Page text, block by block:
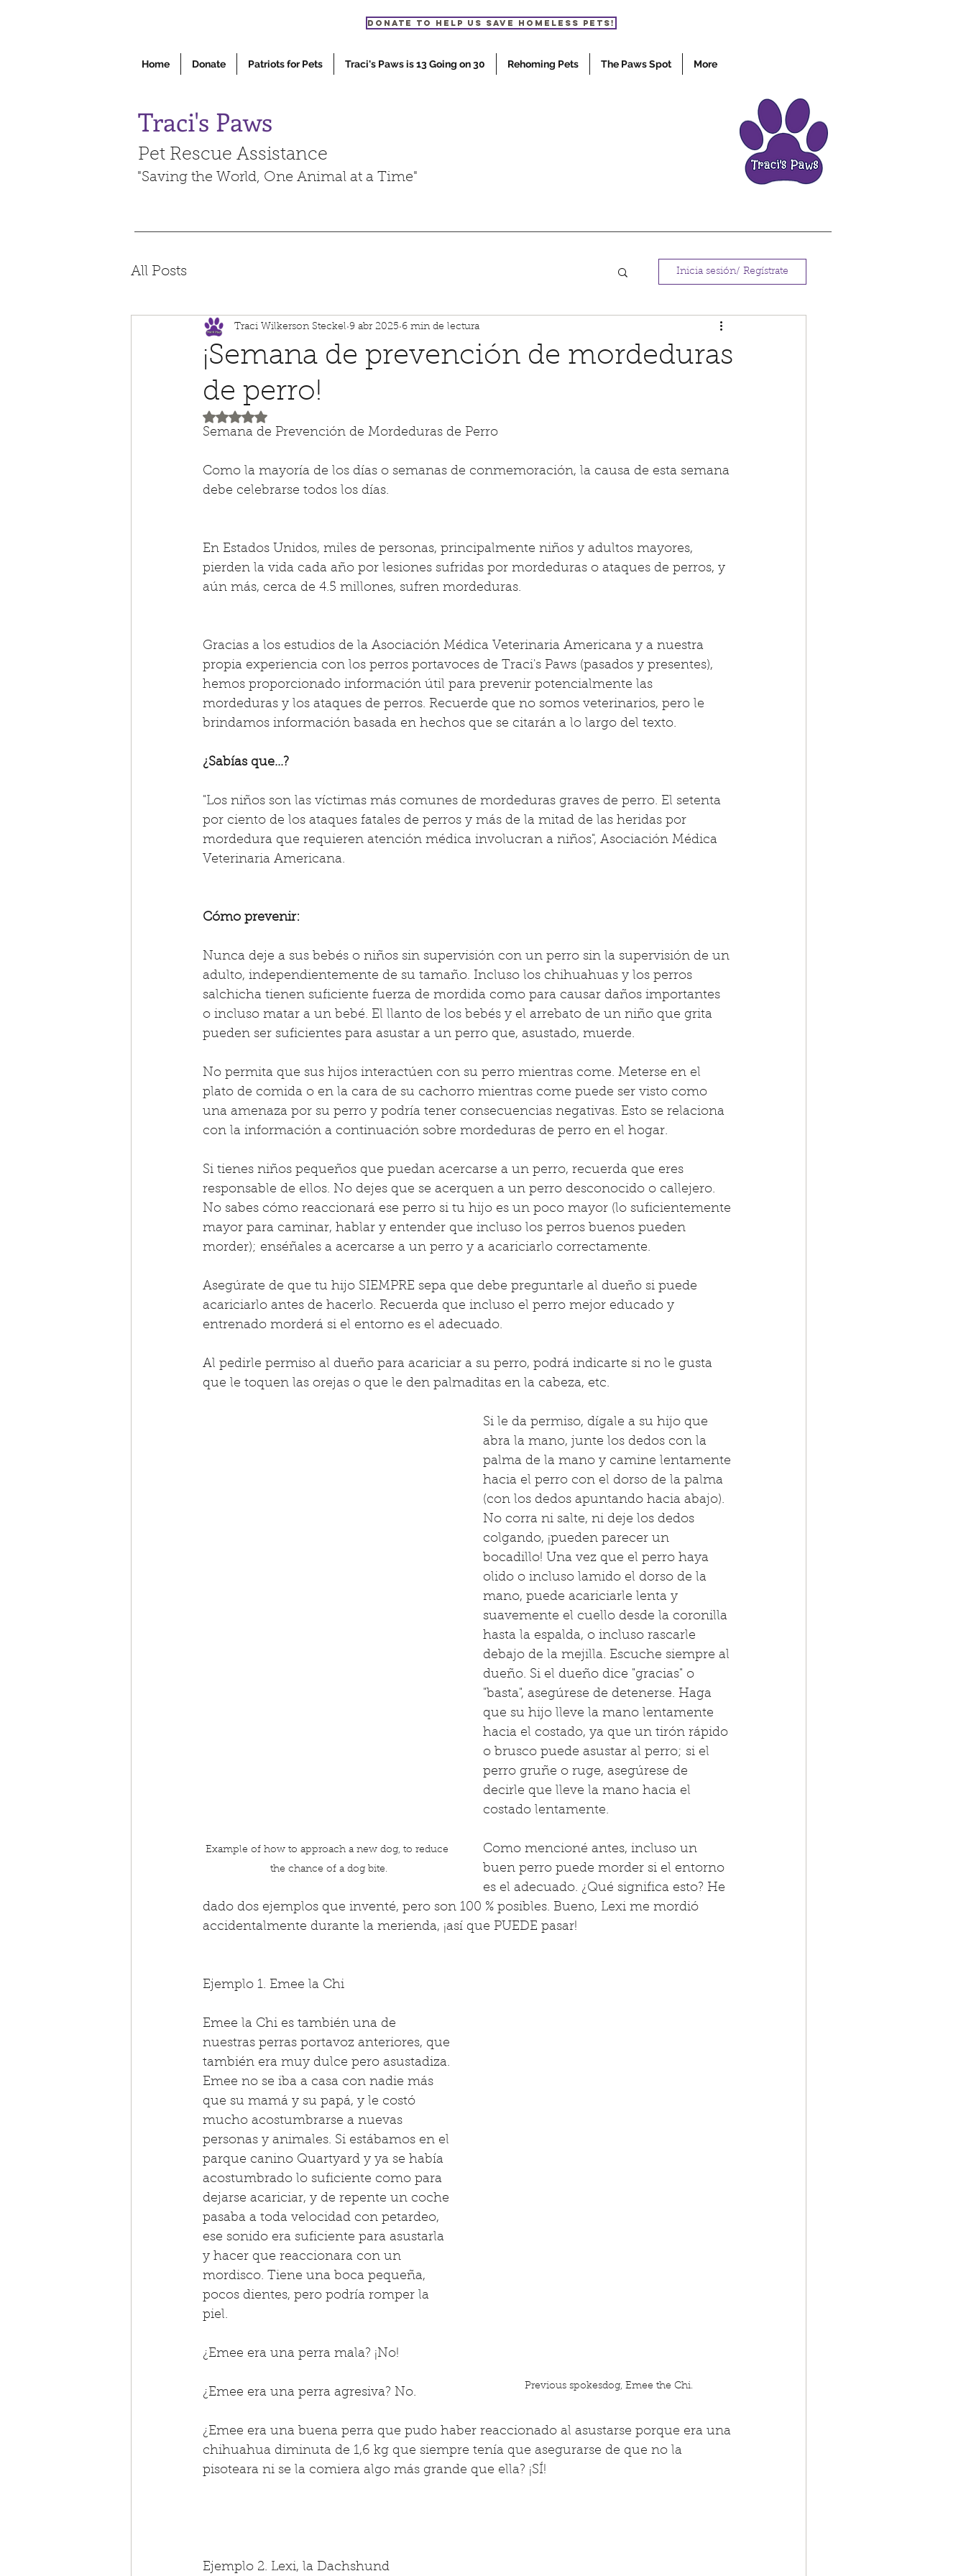
Donate to help us save homeless pets!
Home Donate Patriots for Pets Traci's Paws is 13 Going on 30 Rehoming Pets The Paws Spot More
Traci's Paws
Pet Rescue Assistance
"Saving the World, One Animal at a Time"
All Posts Inicia sesión/ Regístrate
¡Semana de prevención de mordeduras
de perro!
Traci Wilkerson Steckel 9 abr 2025 6 min de lectura
Obtuvo NaN de 5 estrellas.
Semana de Prevención de Mordeduras de Perro
Como la mayoría de los días o semanas de conmemoración, la causa de esta semana
debe celebrarse todos los días.
En Estados Unidos, miles de personas, principalmente niños y adultos mayores,
pierden la vida cada año por lesiones sufridas por mordeduras o ataques de perros, y
aún más, cerca de 4.5 millones, sufren mordeduras.
Gracias a los estudios de la Asociación Médica Veterinaria Americana y a nuestra
propia experiencia con los perros portavoces de Traci's Paws (pasados ​​y presentes),
hemos proporcionado información útil para prevenir potencialmente las
mordeduras y los ataques de perros. Recuerde que no somos veterinarios, pero le
brindamos información basada en hechos que se citarán a lo largo del texto.
¿Sabías que...?
"Los niños son las víctimas más comunes de mordeduras graves de perro. El setenta
por ciento de los ataques fatales de perros y más de la mitad de las heridas por
mordedura que requieren atención médica involucran a niños", Asociación Médica
Veterinaria Americana.
Cómo prevenir:
Nunca deje a sus bebés o niños sin supervisión con un perro sin la supervisión de un
adulto, independientemente de su tamaño. Incluso los chihuahuas y los perros
salchicha tienen suficiente fuerza de mordida como para causar daños importantes
o incluso matar a un bebé. El llanto de los bebés y el arrebato de un niño que grita
pueden ser suficientes para asustar a un perro que, asustado, muerde.
No permita que sus hijos interactúen con su perro mientras come. Meterse en el
plato de comida o en la cara de su cachorro mientras come puede ser visto como
una amenaza por su perro y podría tener consecuencias negativas. Esto se relaciona
con la información a continuación sobre mordeduras de perro en el hogar.
Si tienes niños pequeños que puedan acercarse a un perro, recuerda que eres
responsable de ellos. No dejes que se acerquen a un perro desconocido o callejero.
No sabes cómo reaccionará ese perro si tu hijo es un poco mayor (lo suficientemente
mayor para caminar, hablar y entender que incluso los perros buenos pueden
morder); enséñales a acercarse a un perro y a acariciarlo correctamente.
Asegúrate de que tu hijo SIEMPRE sepa que debe preguntarle al dueño si puede
acariciarlo antes de hacerlo. Recuerda que incluso el perro mejor educado y
entrenado morderá si el entorno es el adecuado.
Al pedirle permiso al dueño para acariciar a su perro, podrá indicarte si no le gusta
que le toquen las orejas o que le den palmaditas en la cabeza, etc.
Example of how to approach a new dog, to reduce
the chance of a dog bite.
Si le da permiso, dígale a su hijo que
abra la mano, junte los dedos con la
palma de la mano y camine lentamente
hacia el perro con el dorso de la palma
(con los dedos apuntando hacia abajo).
No corra ni salte, ni deje los dedos
colgando, ¡pueden parecer un
bocadillo! Una vez que el perro haya
olido o incluso lamido el dorso de la
mano, puede acariciarle lenta y
suavemente el cuello desde la coronilla
hasta la espalda, o incluso rascarle
debajo de la mejilla. Escuche siempre al
dueño. Si el dueño dice "gracias" o
"basta", asegúrese de detenerse. Haga
que su hijo lleve la mano lentamente
hacia el costado, ya que un tirón rápido
o brusco puede asustar al perro; si el
perro gruñe o ruge, asegúrese de
decirle que lleve la mano hacia el
costado lentamente.
Como mencioné antes, incluso un
buen perro puede morder si el entorno
es el adecuado. ¿Qué significa esto? He
dado dos ejemplos que inventé, pero son 100 % posibles. Bueno, Lexi me mordió
accidentalmente durante la merienda, ¡así que PUEDE pasar!
Previous spokesdog, Emee the Chi.
Ejemplo 1. Emee la Chi
Emee la Chi es también una de
nuestras perras portavoz anteriores, que
también era muy dulce pero asustadiza.
Emee no se iba a casa con nadie más
que su mamá y su papá, y le costó
mucho acostumbrarse a nuevas
personas y animales. Si estábamos en el
parque canino Quartyard y ya se había
acostumbrado lo suficiente como para
dejarse acariciar, y de repente un coche
pasaba a toda velocidad con petardeo,
ese sonido era suficiente para asustarla
y hacer que reaccionara con un
mordisco. Tiene una boca pequeña,
pocos dientes, pero podría romper la
piel.
¿Emee era una perra mala? ¡No!
¿Emee era una perra agresiva? No.
¿Emee era una buena perra que pudo haber reaccionado al asustarse porque era una
chihuahua diminuta de 1,6 kg que siempre tenía que asegurarse de que no la
pisoteara ni se la comiera algo más grande que ella? ¡SÍ!
Ejemplo 2. Lexi, la Dachshund